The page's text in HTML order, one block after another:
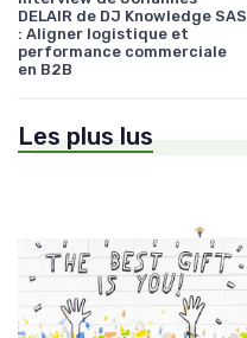
DELAIR de DJ Knowledge SAS
: Aligner logistique et
performance commerciale
en B2B
Les plus lus